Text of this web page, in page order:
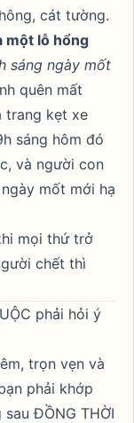
cát tường.
một lỗ hổng
sáng ngày mốt
quên mất
trang kẹt xe
sáng hôm đó
và người con
mốt mới hạ
mọi thứ trở
chết thì
phải hỏi ý
trọn vẹn và
phải khớp
ĐỒNG THỜI